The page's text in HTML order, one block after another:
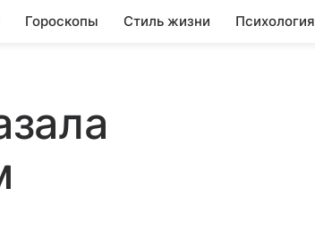
Гороскопы Стиль жизни Психология